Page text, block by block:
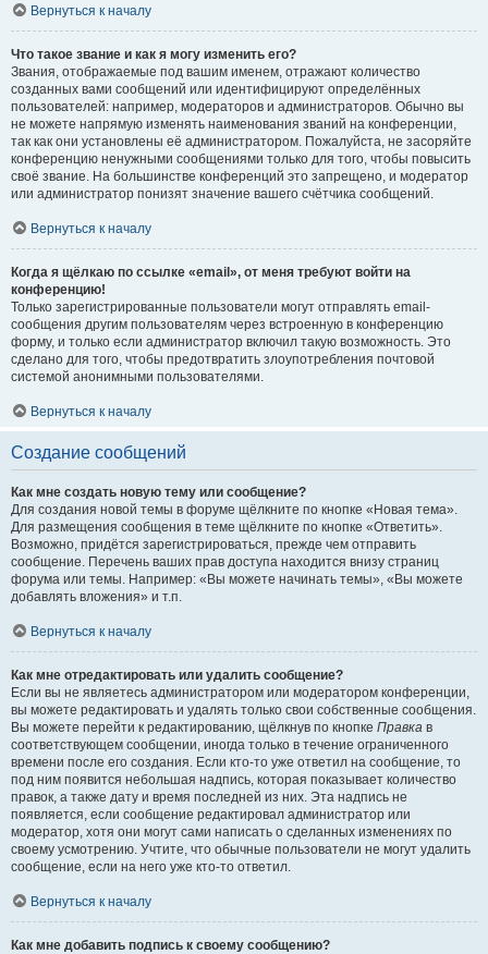
Вернуться к началу
Что такое звание и как я могу изменить его?
Звания, отображаемые под вашим именем, отражают количество
созданных вами сообщений или идентифицируют определённых
пользователей: например, модераторов и администраторов. Обычно вы
не можете напрямую изменять наименования званий на конференции,
так как они установлены её администратором. Пожалуйста, не засоряйте
конференцию ненужными сообщениями только для того, чтобы повысить
своё звание. На большинстве конференций это запрещено, и модератор
или администратор понизят значение вашего счётчика сообщений.
Вернуться к началу
Когда я щёлкаю по ссылке «email», от меня требуют войти на
конференцию!
Только зарегистрированные пользователи могут отправлять email-
сообщения другим пользователям через встроенную в конференцию
форму, и только если администратор включил такую возможность. Это
сделано для того, чтобы предотвратить злоупотребления почтовой
системой анонимными пользователями.
Вернуться к началу
Создание сообщений
Как мне создать новую тему или сообщение?
Для создания новой темы в форуме щёлкните по кнопке «Новая тема».
Для размещения сообщения в теме щёлкните по кнопке «Ответить».
Возможно, придётся зарегистрироваться, прежде чем отправить
сообщение. Перечень ваших прав доступа находится внизу страниц
форума или темы. Например: «Вы можете начинать темы», «Вы можете
добавлять вложения» и т.п.
Вернуться к началу
Как мне отредактировать или удалить сообщение?
Если вы не являетесь администратором или модератором конференции,
вы можете редактировать и удалять только свои собственные сообщения.
Вы можете перейти к редактированию, щёлкнув по кнопке Правка в
соответствующем сообщении, иногда только в течение ограниченного
времени после его создания. Если кто-то уже ответил на сообщение, то
под ним появится небольшая надпись, которая показывает количество
правок, а также дату и время последней из них. Эта надпись не
появляется, если сообщение редактировал администратор или
модератор, хотя они могут сами написать о сделанных изменениях по
своему усмотрению. Учтите, что обычные пользователи не могут удалить
сообщение, если на него уже кто-то ответил.
Вернуться к началу
Как мне добавить подпись к своему сообщению?